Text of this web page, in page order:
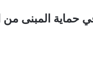
المبنى من